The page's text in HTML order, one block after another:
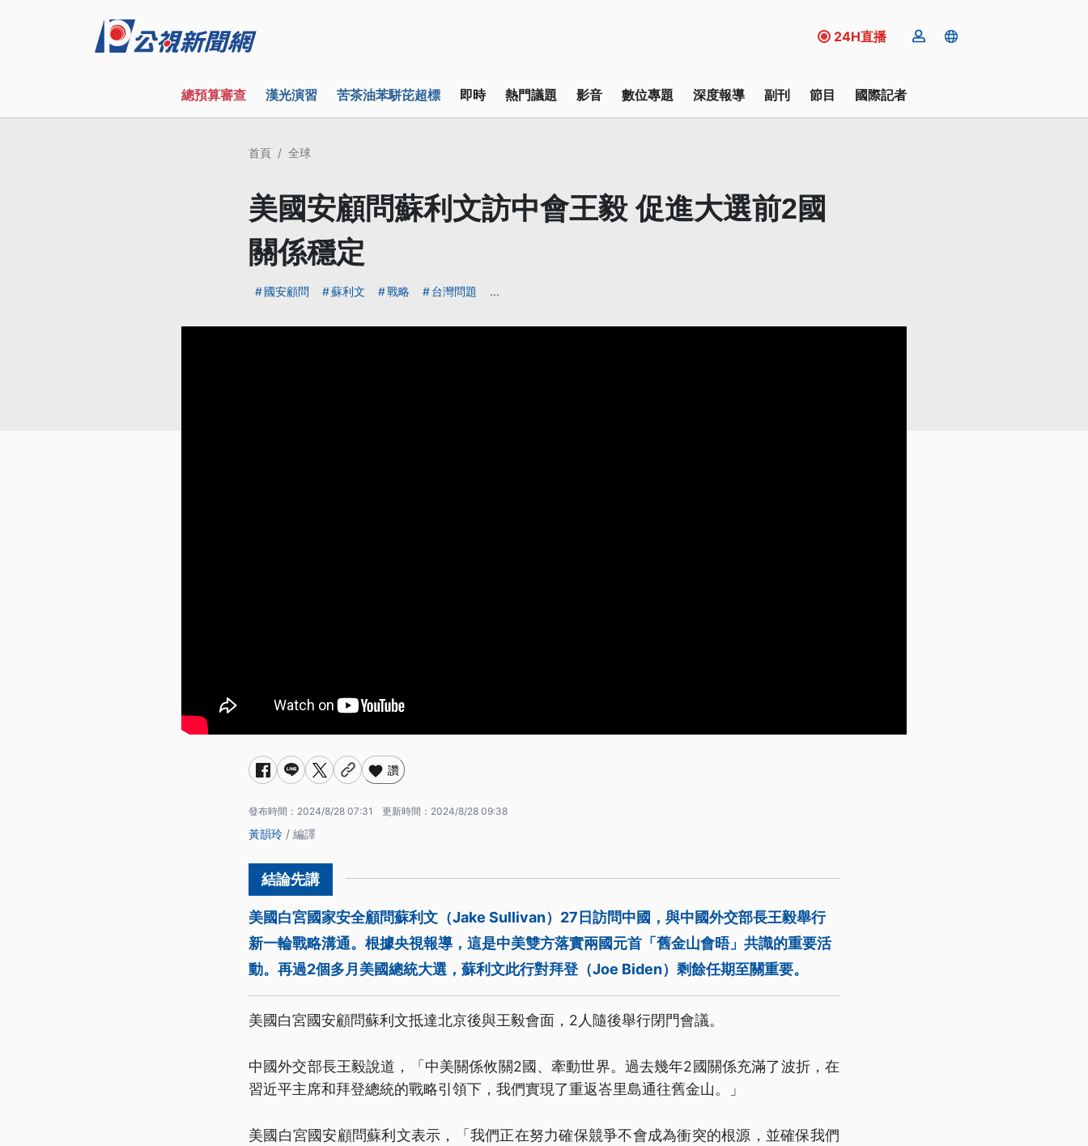
24H直播
總預算審查 漢光演習 苦茶油苯駢芘超標 即時 熱門議題 影音 數位專題 深度報導 副刊 節目 國際記者
首頁 全球
美國安顧問蘇利文訪中會王毅 促進大選前2國
關係穩定
國安顧問 蘇利文 戰略 台灣問題 ...
讚
發布時間： 2024/8/28 07:31 更新時間： 2024/8/28 09:38
黃韻玲 / 編譯
美國白宮國家安全顧問蘇利文（Jake Sullivan）27日訪問中國，與中國外交部長王毅舉行
新一輪戰略溝通。根據央視報導，這是中美雙方落實兩國元首「舊金山會晤」共識的重要活
動。再過2個多月美國總統大選，蘇利文此行對拜登（Joe Biden）剩餘任期至關重要。
美國白宮國安顧問蘇利文抵達北京後與王毅會面，2人隨後舉行閉門會議。
中國外交部長王毅說道，「中美關係攸關2國、牽動世界。過去幾年2國關係充滿了波折，在
習近平主席和拜登總統的戰略引領下，我們實現了重返峇里島通往舊金山。」
美國白宮國安顧問蘇利文表示，「我們正在努力確保競爭不會成為衝突的根源，並確保我們